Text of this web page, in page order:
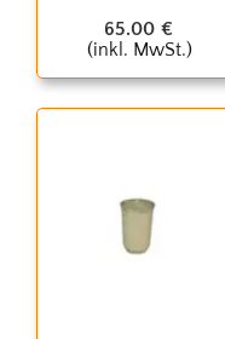
65.00 €
(inkl. MwSt.)